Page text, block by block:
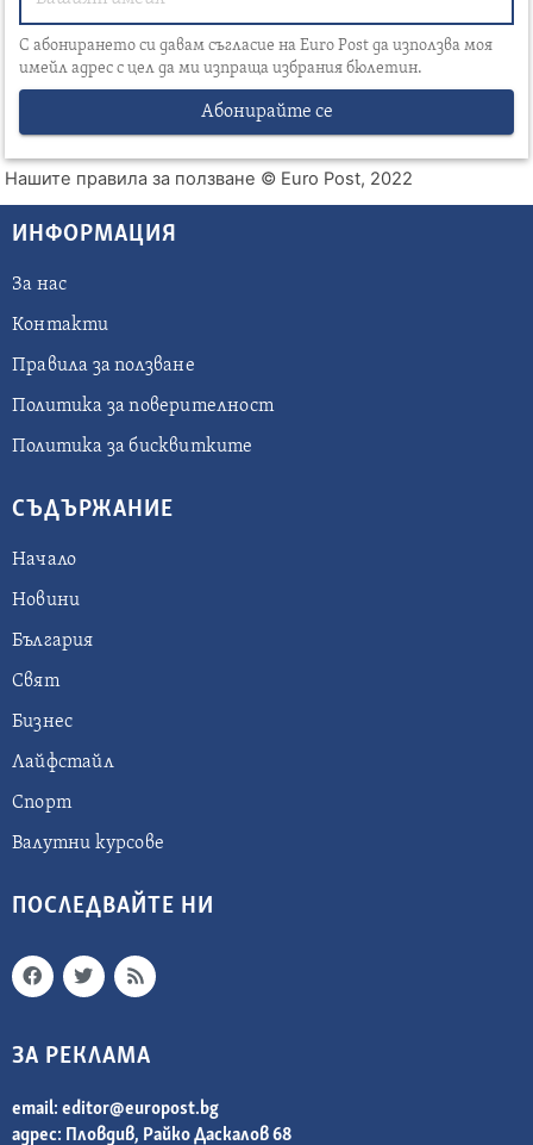
С абонирането си давам съгласие на Euro Post да използва моя
имейл адрес с цел да ми изпраща избрания бюлетин.
Абонирайте се
Нашите правила за ползване © Euro Post, 2022
ИНФОРМАЦИЯ
За нас
Контакти
Правила за ползване
Политика за поверителност
Политика за бисквитките
СЪДЪРЖАНИЕ
Начало
Новини
България
Свят
Бизнес
Лайфстайл
Спорт
Валутни курсове
ПОСЛЕДВАЙТЕ НИ
ЗА РЕКЛАМА
email: editor@europost.bg
адрес: Пловдив, Райко Даскалов 68